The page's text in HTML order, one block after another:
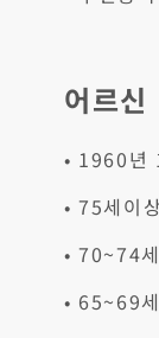
어르
• 1960년
• 75세이
• 70~74
• 65~69